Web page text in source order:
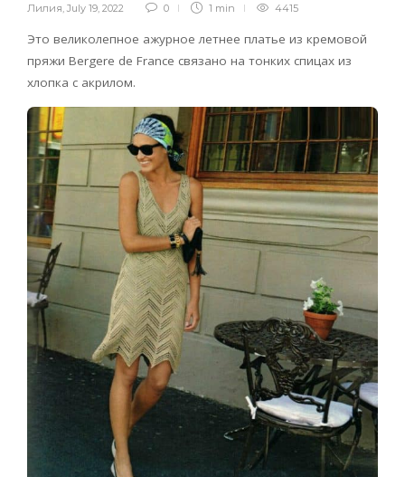
Лилия July 19, 2022 0 1 min 4415
Это великолепное ажурное летнее платье из кремовой
пряжи Bergere de France связано на тонких спицах из
хлопка с акрилом.